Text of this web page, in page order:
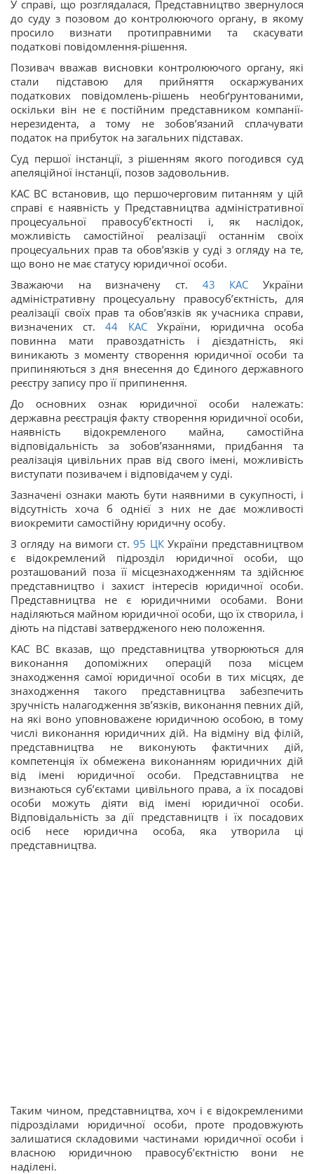
У справі, що розглядалася, Представництво звернулося
до суду з позовом до контролюючого органу, в якому
просило визнати протиправними та скасувати
податкові повідомлення-рішення.
Позивач вважав висновки контролюючого органу, які
стали підставою для прийняття оскаржуваних
податкових повідомлень-рішень необґрунтованими,
оскільки він не є постійним представником компанії-
нерезидента, а тому не зобов’язаний сплачувати
податок на прибуток на загальних підставах.
Суд першої інстанції, з рішенням якого погодився суд
апеляційної інстанції, позов задовольнив.
КАС ВС встановив, що першочерговим питанням у цій
справі є наявність у Представництва адміністративної
процесуальної правосуб’єктності і, як наслідок,
можливість самостійної реалізації останнім своїх
процесуальних прав та обов’язків у суді з огляду на те,
що воно не має статусу юридичної особи.
Зважаючи на визначену ст. 43 КАС України
адміністративну процесуальну правосуб’єктність, для
реалізації своїх прав та обов’язків як учасника справи,
визначених ст. 44 КАСУкраїни, юридична особа
повинна мати правоздатність і дієздатність, які
виникають з моменту створення юридичної особи та
припиняються з дня внесення до Єдиного державного
реєстру запису про її припинення.
До основних ознак юридичної особи належать:
державна реєстрація факту створення юридичної особи,
наявність відокремленого майна, самостійна
відповідальність за зобов’язаннями, придбання та
реалізація цивільних прав від свого імені, можливість
виступати позивачем і відповідачем у суді.
Зазначені ознаки мають бути наявними в сукупності, і
відсутність хоча б однієї з них не дає можливості
виокремити самостійну юридичну особу.
З огляду на вимоги ст. 95 ЦКУкраїни представництвом
є відокремлений підрозділ юридичної особи, що
розташований поза її місцезнаходженням та здійснює
представництво і захист інтересів юридичної особи.
Представництва не є юридичними особами. Вони
наділяються майном юридичної особи, що їх створила, і
діють на підставі затвердженого нею положення.
КАС ВС вказав, що представництва утворюються для
виконання допоміжних операцій поза місцем
знаходження самої юридичної особи в тих місцях, де
знаходження такого представництва забезпечить
зручність налагодження зв’язків, виконання певних дій,
на які воно уповноважене юридичною особою, в тому
числі виконання юридичних дій. На відміну від філій,
представництва не виконують фактичних дій,
компетенція їх обмежена виконанням юридичних дій
від імені юридичної особи. Представництва не
визнаються суб’єктами цивільного права, а їх посадові
особи можуть діяти від імені юридичної особи.
Відповідальність за дії представництв і їх посадових
осіб несе юридична особа, яка утворила ці
представництва.
Таким чином, представництва, хоч і є відокремленими
підрозділами юридичної особи, проте продовжують
залишатися складовими частинами юридичної особи і
власною юридичною правосуб’єктністю вони не
наділені.